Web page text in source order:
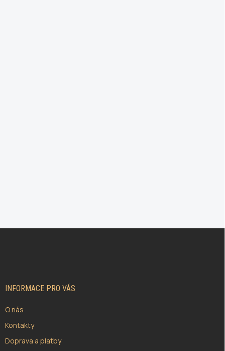
INFORMACE PRO VÁS
O nás
Kontakty
Doprava a platby